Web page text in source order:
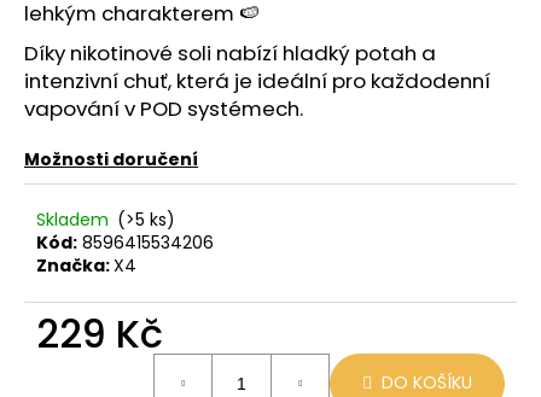
lehkým charakterem 🍉
Díky nikotinové soli nabízí hladký potah a
intenzivní chuť, která je ideální pro každodenní
vapování v POD systémech.
Možnosti doručení
Skladem (>5 ks)
Kód: 8596415534206
Značka:X4
229 Kč
DO KOŠÍKU
p
r
u
č
j
e
m
e
VENIX
X2